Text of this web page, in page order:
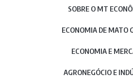
SOBRE O MT
ECONOMIA DE MATO
ECONOMIA E
AGRONEGÓCIO E